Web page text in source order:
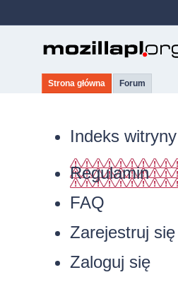
Strona główna Forum
Indeks witryny
Regulamin
FAQ
Zarejestruj się
Zaloguj się